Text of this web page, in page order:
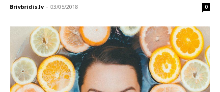
Brivbridis.lv - 03/05/2018 0